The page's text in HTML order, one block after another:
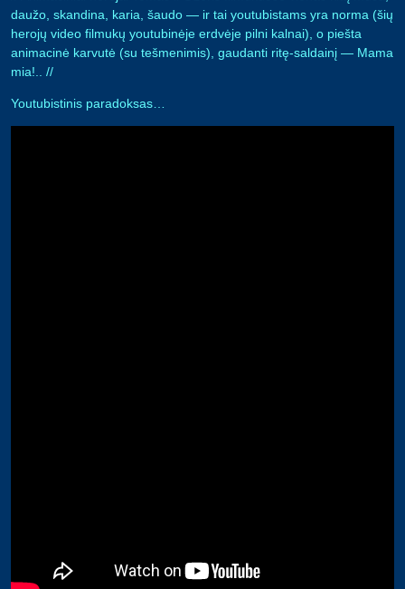
daužo, skandina, karia, šaudo — ir tai youtubistams yra norma (šių
herojų video filmukų youtubinėje erdvėje pilni kalnai), o piešta
animacinė karvutė (su tešmenimis), gaudanti ritę-saldainį — Mama
mia!.. //
Youtubistinis paradoksas…